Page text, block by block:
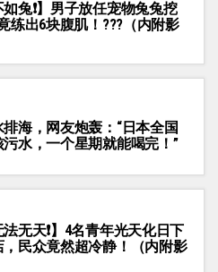
如兔❗】男子放任宠物兔兔挖
练出6块腹肌！???（内附影
海，网友炮轰：“日本全国
污水，一个星期就能喝完！”
法无天❗】4名青年光天化日下
民众竟然超冷静！（内附影